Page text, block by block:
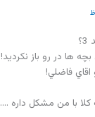
ها در رو باز نکرديد!
فاضلي!
با من مشکل داره ….